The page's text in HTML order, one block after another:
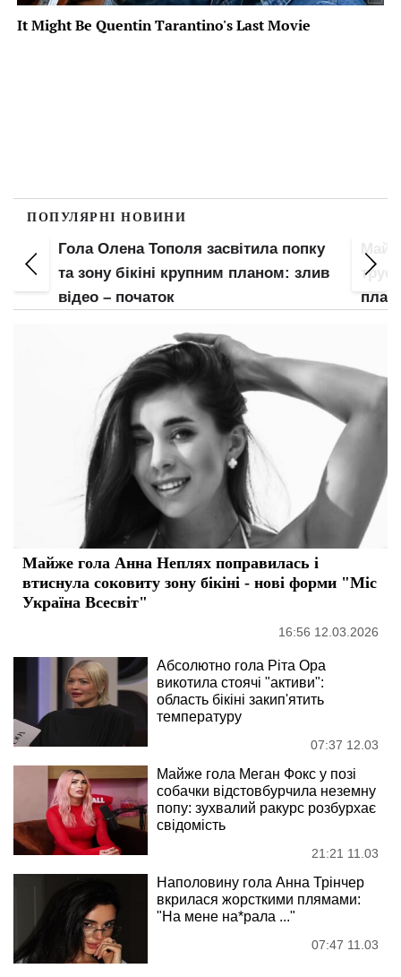
ПОПУЛЯРНІ НОВИНИ
Гола Олена Тополя засвітила попку
та зону бікіні крупним планом: злив
відео – початок
Майже гола Анна Неплях поправилась і
втиснула соковиту зону бікіні - нові форми "Міс
Україна Всесвіт"
16:56 12.03.2026
Абсолютно гола Ріта Ора
викотила стоячі "активи":
область бікіні закип'ятить
температуру
07:37 12.03
Майже гола Меган Фокс у позі
собачки відстовбурчила неземну
попу: зухвалий ракурс розбурхає
свідомість
21:21 11.03
Наполовину гола Анна Трінчер
вкрилася жорсткими плямами:
"На мене на*рала ..."
07:47 11.03